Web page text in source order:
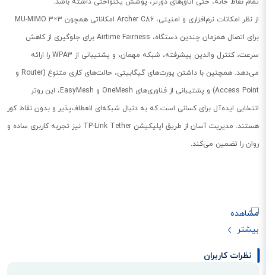
از نظر امکانات نرم‌افزاری و امنیتی، Archer C86 امکاناتی همچون MU-MIMO 3×3
برای اتصال همزمان چندین دستگاه، Airtime Fairness برای جلوگیری از کاهش
سرعت، کنترل والدین پیشرفته، شبکه مهمان، و پشتیبانی از WPA3 را ارائه
می‌دهد. همچنین با داشتن پورت‌های گیگابیتی، حالت‌های کاری متنوع (Router و
Access Point) و پشتیبانی از فناوری‌های OneMesh و EasyMesh، این روتر
انتخابی ایده‌آل برای کسانی است که به دنبال شبکه‌ای انعطاف‌پذیر و بدون نقاط کور
هستند. مدیریت آسان از طریق اپلیکیشن TP-Link Tether نیز تجربه کاربری ساده و
روان را تضمین می‌کند.
نظرات کاربران